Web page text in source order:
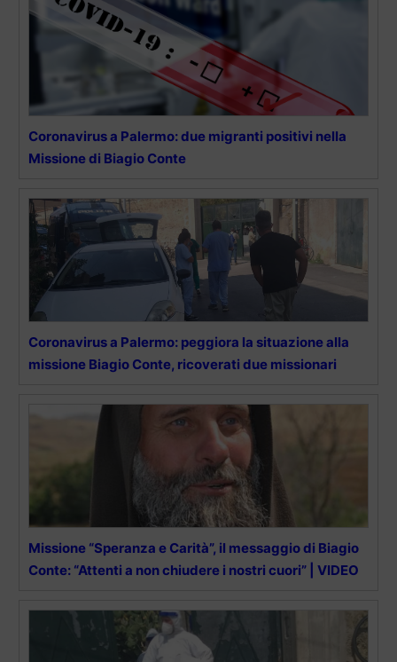
Coronavirus a Palermo: due migranti positivi nella
Missione di Biagio Conte
Coronavirus a Palermo: peggiora la situazione alla
missione Biagio Conte, ricoverati due missionari
Missione “Speranza e Carità”, il messaggio di Biagio
Conte: “Attenti a non chiudere i nostri cuori” | VIDEO